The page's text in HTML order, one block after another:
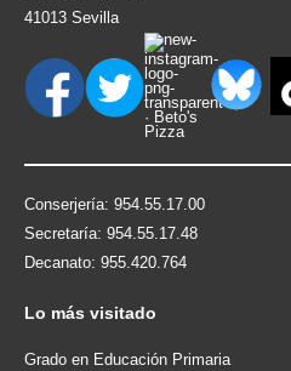
41013 Sevilla
Conserjería: 954.55.17.00
Secretaría: 954.55.17.48
Decanato: 955.420.764
Lo más visitado
Grado en Educación Primaria